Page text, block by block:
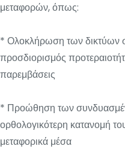
μεταφορών, όπως:
* Ολοκλήρωση των δικτύων
προσδιορισμός
παρεμβάσεις
* Προώθηση των
ορθολογικότερη κατανομή
μεταφορικά μέσα